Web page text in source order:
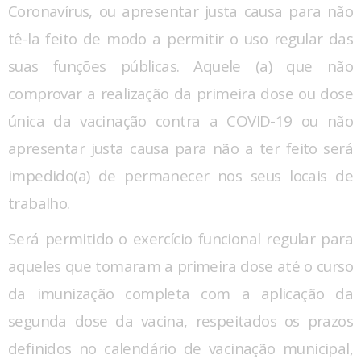
Coronavírus, ou apresentar justa causa para não
tê-la feito de modo a permitir o uso regular das
suas funções públicas. Aquele (a) que não
comprovar a realização da primeira dose ou dose
única da vacinação contra a COVID-19 ou não
apresentar justa causa para não a ter feito será
impedido(a) de permanecer nos seus locais de
trabalho.
Será permitido o exercício funcional regular para
aqueles que tomaram a primeira dose até o curso
da imunização completa com a aplicação da
segunda dose da vacina, respeitados os prazos
definidos no calendário de vacinação municipal,